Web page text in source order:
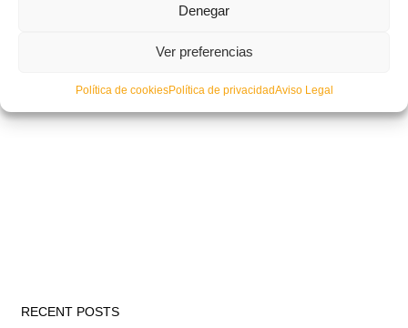
Denegar
Ver preferencias
Política de cookiesPolítica de privacidadAviso Legal
RECENT POSTS